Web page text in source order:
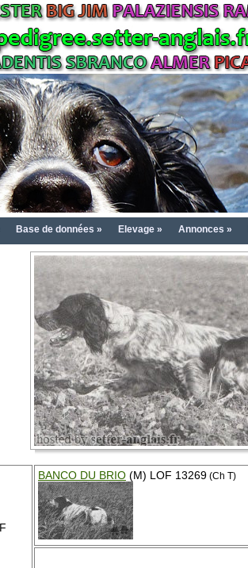
Base de données » Elevage » Annonces »
BANCO DU BRIO (M) LOF 13269 (Ch T)